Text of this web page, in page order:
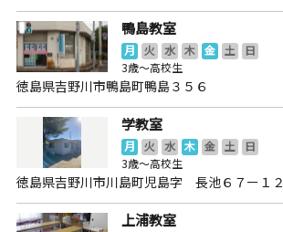
鴨島教室
月 火 水 木 金 土
日
3歳～高校生
徳島県吉野川市鴨島町鴨島３５６
学教室
月 火 水 木 金 土
日
3歳～高校生
徳島県吉野川市川島町児島字 長池６７ー１２
上浦教室